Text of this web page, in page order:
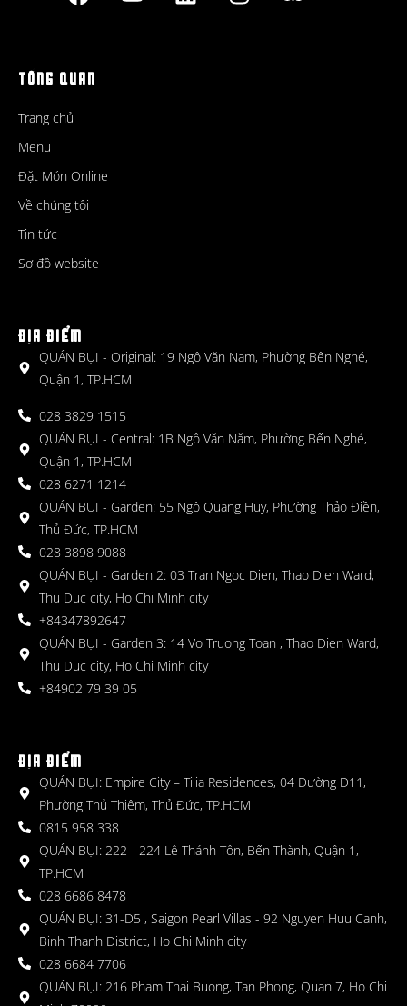
TỔNG QUAN
Trang chủ
Menu
Đặt Món Online
Về chúng tôi
Tin tức
Sơ đồ website
ĐỊA ĐIỂM
QUÁN BỤI - Original: 19 Ngô Văn Nam, Phường Bến Nghé,
Quận 1, TP.HCM
028 3829 1515
QUÁN BỤI - Central: 1B Ngô Văn Năm, Phường Bến Nghé,
Quận 1, TP.HCM
028 6271 1214
QUÁN BỤI - Garden: 55 Ngô Quang Huy, Phường Thảo Điền,
Thủ Đức, TP.HCM
028 3898 9088
QUÁN BỤI - Garden 2: 03 Tran Ngoc Dien, Thao Dien Ward,
Thu Duc city, Ho Chi Minh city
+84347892647
QUÁN BỤI - Garden 3: 14 Vo Truong Toan , Thao Dien Ward,
Thu Duc city, Ho Chi Minh city
+84902 79 39 05
ĐỊA ĐIỂM
QUÁN BỤI: Empire City – Tilia Residences, 04 Đường D11,
Phường Thủ Thiêm, Thủ Đức, TP.HCM
0815 958 338
QUÁN BỤI: 222 - 224 Lê Thánh Tôn, Bến Thành, Quận 1,
TP.HCM
028 6686 8478
QUÁN BỤI: 31-D5 , Saigon Pearl Villas - 92 Nguyen Huu Canh,
Binh Thanh District, Ho Chi Minh city
028 6684 7706
QUÁN BỤI: 216 Pham Thai Buong, Tan Phong, Quan 7, Ho Chi